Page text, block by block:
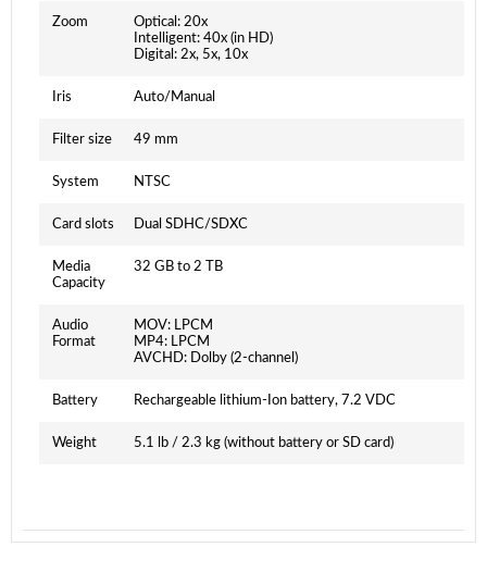
Zoom
Optical: 20x
Intelligent: 40x (in HD)
Digital: 2x, 5x, 10x
Iris Auto/Manual
Filter size 49 mm
System NTSC
Card slots Dual SDHC/SDXC
Media
Capacity
32 GB to 2 TB
Audio
Format
MOV: LPCM
MP4: LPCM
AVCHD: Dolby (2-channel)
Battery Rechargeable lithium-Ion battery, 7.2 VDC
Weight 5.1 lb / 2.3 kg (without battery or SD card)